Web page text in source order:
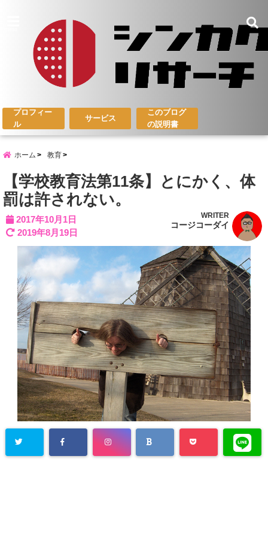
プロフィー
ル
サービス
このブログ
の説明書
ホーム 教育
【学校教育法第11条】とにかく、体
罰は許されない。
2017年10月1日
2019年8月19日
WRITER
コージコーダイ